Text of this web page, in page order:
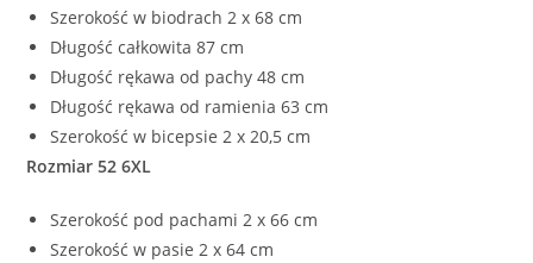
Szerokość w biodrach 2 x 68 cm
Długość całkowita 87 cm
Długość rękawa od pachy 48 cm
Długość rękawa od ramienia 63 cm
Szerokość w bicepsie 2 x 20,5 cm
Rozmiar 52 6XL
Szerokość pod pachami 2 x 66 cm
Szerokość w pasie 2 x 64 cm